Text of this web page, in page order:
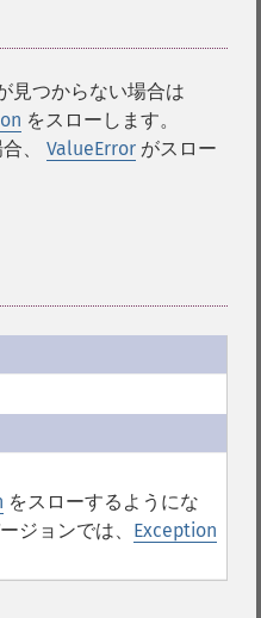
見つからない場合は
をスローします。
、 ValueError がスロー
をスローするようにな
ジョンでは、 Exception